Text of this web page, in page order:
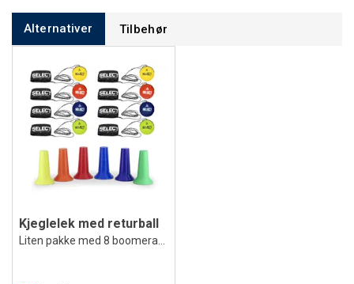
Alternativer Tilbehør
Kjeglelek med returball